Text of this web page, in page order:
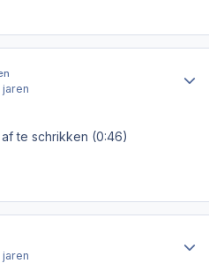
jaren
te schrikken (0:46)
jaren